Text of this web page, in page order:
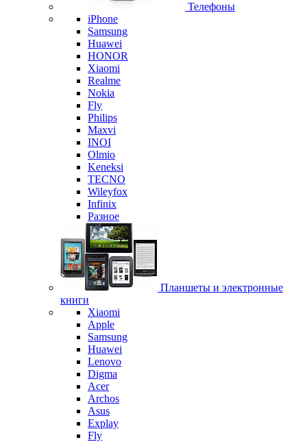
Телефоны
iPhone
Samsung
Huawei
HONOR
Xiaomi
Realme
Nokia
Fly
Philips
Maxvi
INOI
Olmio
Keneksi
TECNO
Wileyfox
Infinix
Разное
Планшеты и электронные
книги
Xiaomi
Apple
Samsung
Huawei
Lenovo
Digma
Acer
Archos
Asus
Explay
Fly